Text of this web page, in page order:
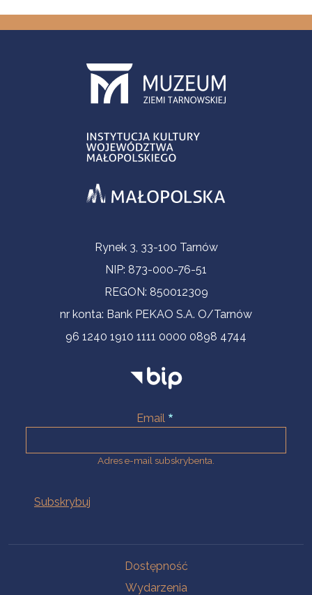
Informacje kontaktoweRynek 3, 33-100 Tarnów
NIP: 873-000-76-51
REGON: 850012309
nr konta: Bank PEKAO S.A. O/Tarnów
96 1240 1910 1111 0000 0898 4744
Email
Adres e-mail subskrybenta.
Dostępność
Wydarzenia